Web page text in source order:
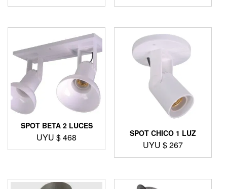
SPOT BETA 2 LUCES
UYU $468 SPOT CHICO 1 LUZ
UYU $267